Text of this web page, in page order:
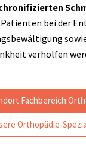
bei der
verholfen
Fachbereich
Orthopädie-